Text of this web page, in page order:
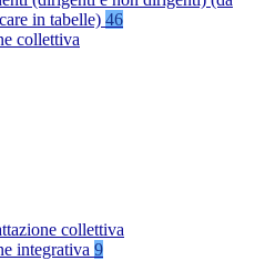
in tabelle) 46
collettiva
collettiva
integrativa 9